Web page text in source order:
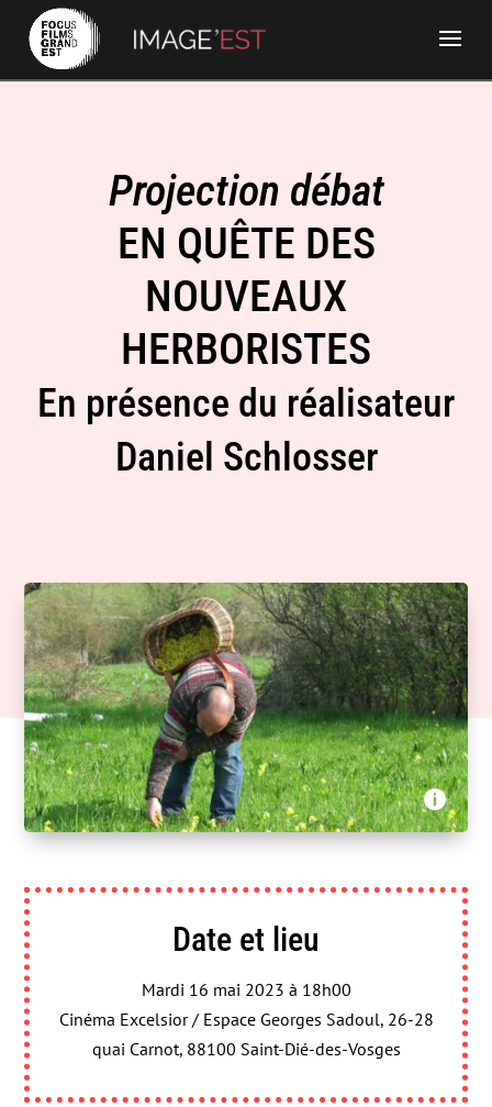
Projection débat
EN QUÊTE DES
NOUVEAUX
HERBORISTES
En présence du réalisateur
Daniel Schlosser
Faites un voeu, Les Docs du Nord, Pictanovo, France
Télévisions - En quête des nouveaux herboristes 
Date et lieu
Mardi 16 mai 2023 à 18h00
Cinéma Excelsior / Espace Georges Sadoul, 26-28
quai Carnot, 88100 Saint-Dié-des-Vosges